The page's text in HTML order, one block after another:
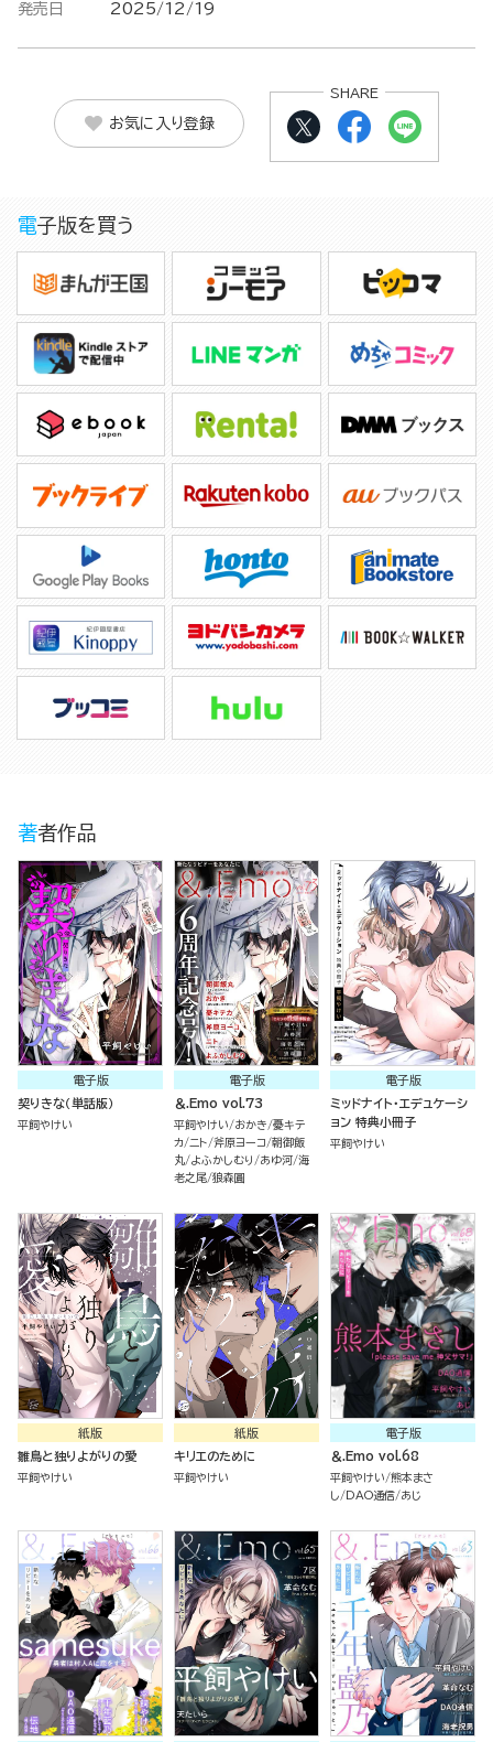
発売日 2025/12/19
お気に入り登録
SHARE
電子版を買う
著者作品
電子版
契りきな（単話版）
平飼やけい
電子版
＆.Emo vol.73
平飼やけい おかき 憂キテ
カ
ニト 斧原ヨーコ 朝御飯
丸 よふかしむり あゆ河 海
老之尾 狼森圓
電子版
ミッドナイト・エデュケーシ
ョン 特典小冊子
平飼やけい
紙版
雛鳥と独りよがりの愛
平飼やけい
紙版
キリエのために
平飼やけい
電子版
＆.Emo vol.68
平飼やけい 熊本まさ
し
DAO通信 あじ